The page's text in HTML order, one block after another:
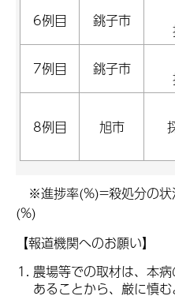
6例目 銚子市
7例目 銚子市
8例目 旭市
※進捗率(%)=殺処分の
(%)
【報道機関へのお願い】
農場等での取材は、本
あることから、厳に慎